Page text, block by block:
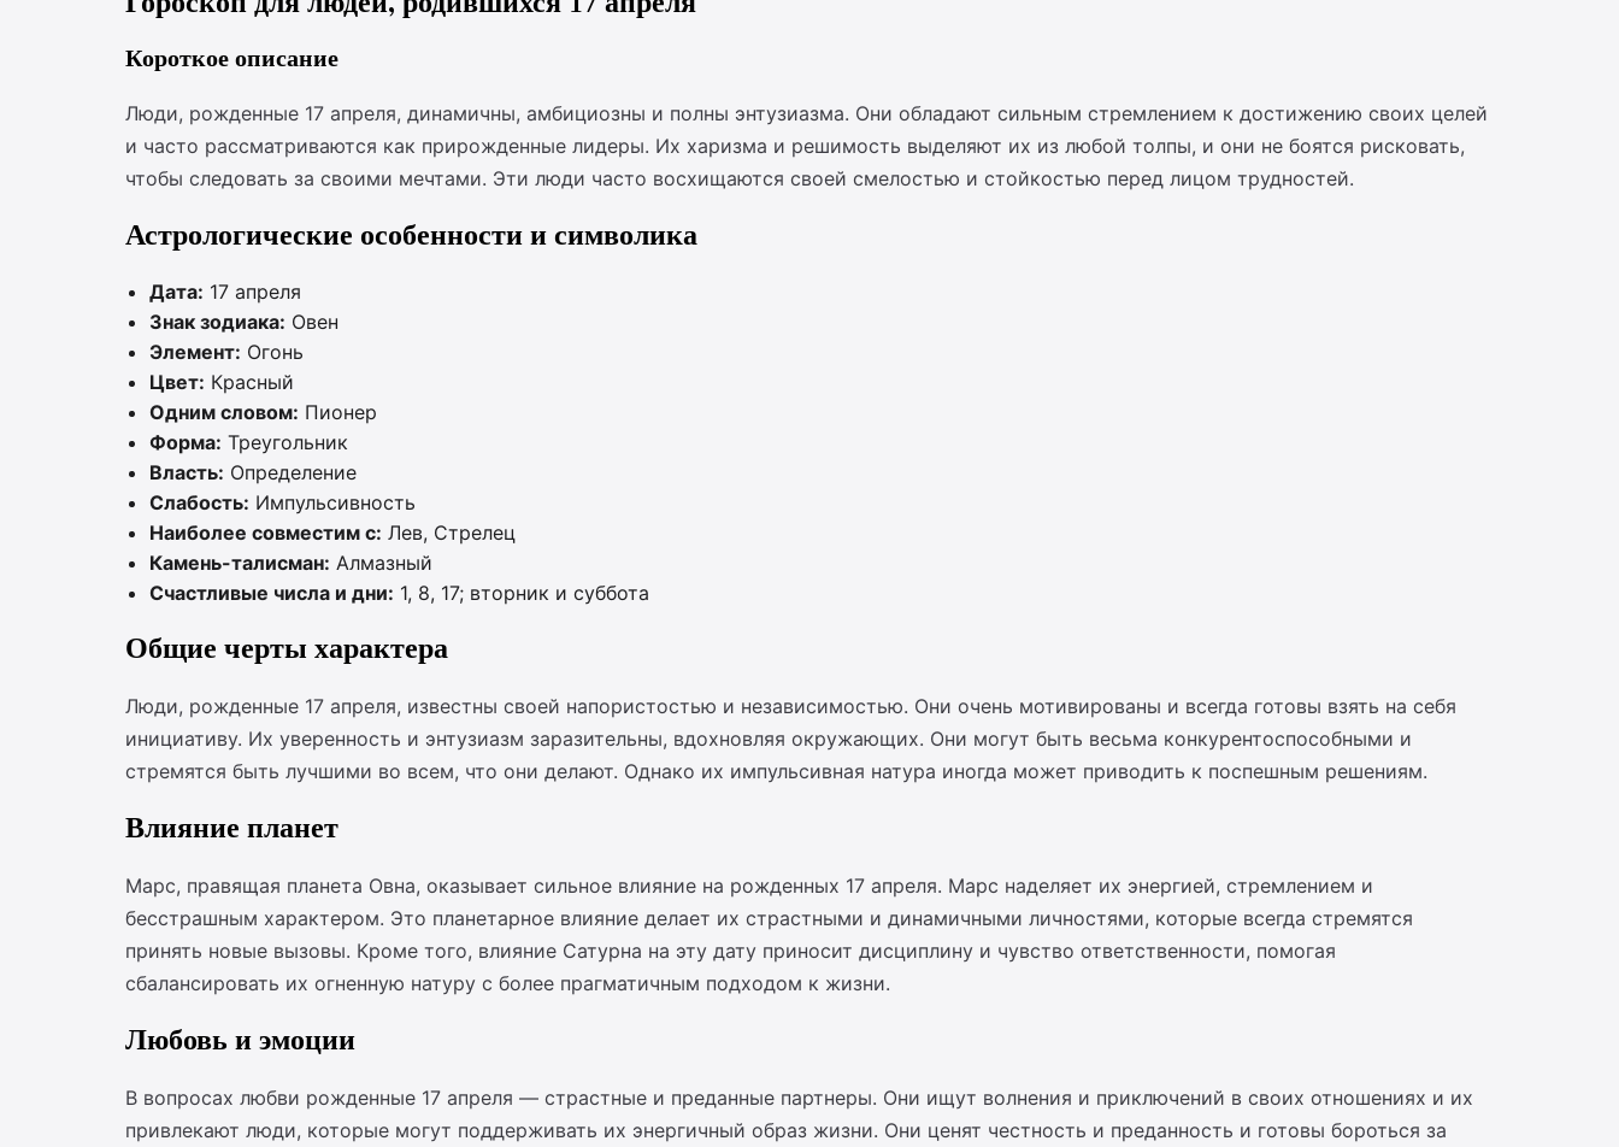
Короткое описание
Люди, рожденные 17 апреля, динамичны, амбициозны и полны энтузиазма. Они обладают сильным стремлением к достижению своих целей
и часто рассматриваются как прирожденные лидеры. Их харизма и решимость выделяют их из любой толпы, и они не боятся рисковать,
чтобы следовать за своими мечтами. Эти люди часто восхищаются своей смелостью и стойкостью перед лицом трудностей.
Астрологические особенности и символика
Дата: 17 апреля
Знак зодиака: Овен
Элемент: Огонь
Цвет: Красный
Одним словом: Пионер
Форма: Треугольник
Власть: Определение
Слабость: Импульсивность
Наиболее совместим с: Лев, Стрелец
Камень-талисман: Алмазный
Счастливые числа и дни: 1, 8, 17; вторник и суббота
Общие черты характера
Люди, рожденные 17 апреля, известны своей напористостью и независимостью. Они очень мотивированы и всегда готовы взять на себя
инициативу. Их уверенность и энтузиазм заразительны, вдохновляя окружающих. Они могут быть весьма конкурентоспособными и
стремятся быть лучшими во всем, что они делают. Однако их импульсивная натура иногда может приводить к поспешным решениям.
Влияние планет
Марс, правящая планета Овна, оказывает сильное влияние на рожденных 17 апреля. Марс наделяет их энергией, стремлением и
бесстрашным характером. Это планетарное влияние делает их страстными и динамичными личностями, которые всегда стремятся
принять новые вызовы. Кроме того, влияние Сатурна на эту дату приносит дисциплину и чувство ответственности, помогая
сбалансировать их огненную натуру с более прагматичным подходом к жизни.
Любовь и эмоции
В вопросах любви рожденные 17 апреля — страстные и преданные партнеры. Они ищут волнения и приключений в своих отношениях и их
привлекают люди, которые могут поддерживать их энергичный образ жизни. Они ценят честность и преданность и готовы бороться за